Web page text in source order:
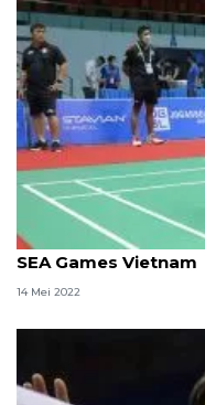
Apriyani/Fadia bakal
SEA Games Vietnam
14 Mei 2022